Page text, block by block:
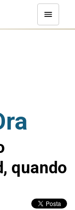
quando